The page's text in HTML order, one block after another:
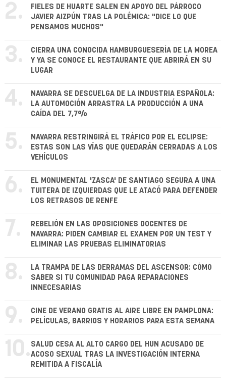
2.
FIELES DE HUARTE SALEN EN APOYO DEL PÁRROCO
JAVIER AIZPÚN TRAS LA POLÉMICA: "DICE LO QUE
PENSAMOS MUCHOS"
3.
CIERRA UNA CONOCIDA HAMBURGUESERÍA DE LA MOREA
Y YA SE CONOCE EL RESTAURANTE QUE ABRIRÁ EN SU
LUGAR
4.
NAVARRA SE DESCUELGA DE LA INDUSTRIA ESPAÑOLA:
LA AUTOMOCIÓN ARRASTRA LA PRODUCCIÓN A UNA
CAÍDA DEL 7,7%
5.
NAVARRA RESTRINGIRÁ EL TRÁFICO POR EL ECLIPSE:
ESTAS SON LAS VÍAS QUE QUEDARÁN CERRADAS A LOS
VEHÍCULOS
6.
EL MONUMENTAL 'ZASCA' DE SANTIAGO SEGURA A UNA
TUITERA DE IZQUIERDAS QUE LE ATACÓ PARA DEFENDER
LOS RETRASOS DE RENFE
7.
REBELIÓN EN LAS OPOSICIONES DOCENTES DE
NAVARRA: PIDEN CAMBIAR EL EXAMEN POR UN TEST Y
ELIMINAR LAS PRUEBAS ELIMINATORIAS
8.
LA TRAMPA DE LAS DERRAMAS DEL ASCENSOR: CÓMO
SABER SI TU COMUNIDAD PAGA REPARACIONES
INNECESARIAS
9.
CINE DE VERANO GRATIS AL AIRE LIBRE EN PAMPLONA:
PELÍCULAS, BARRIOS Y HORARIOS PARA ESTA SEMANA
10. SALUD CESA AL ALTO CARGO DEL HUN ACUSADO DE
ACOSO SEXUAL TRAS LA INVESTIGACIÓN INTERNA
REMITIDA A FISCALÍA